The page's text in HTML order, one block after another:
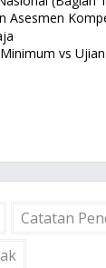
Asesmen
vs
Catatan